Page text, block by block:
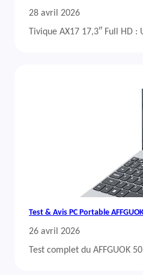
28 avril 2026
Tivique AX17 17,3″ Full
Test & Avis PC Portable
26 avril 2026
Test complet du